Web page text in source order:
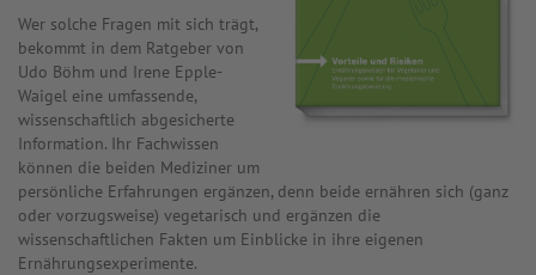
Wer solche Fragen mit sich trägt,
bekommt in dem Ratgeber von
Udo Böhm und Irene Epple-
Waigel eine umfassende,
wissenschaftlich abgesicherte
Information. Ihr Fachwissen
können die beiden Mediziner um
persönliche Erfahrungen ergänzen, denn beide ernähren sich (ganz
oder vorzugsweise) vegetarisch und ergänzen die
wissenschaftlichen Fakten um Einblicke in ihre eigenen
Ernährungsexperimente.